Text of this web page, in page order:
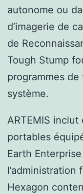
autonome ou
d’imagerie de
de
Tough Stump
programmes
système.
ARTEMIS
portables
Earth
l’administration
Hexagon